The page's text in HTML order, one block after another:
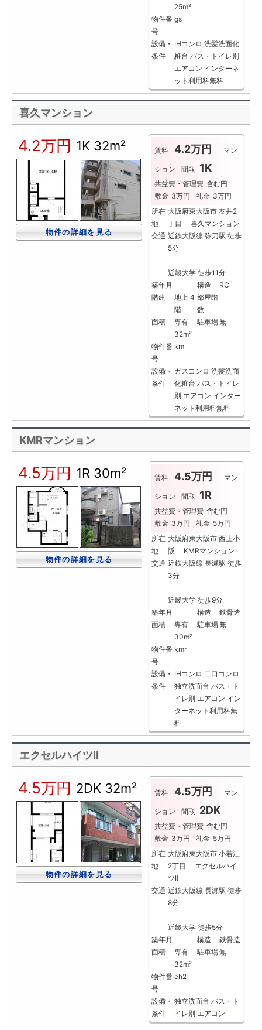
25m²
物件番
号
gs
設備・
条件
IHコンロ 洗髪洗面化
粧台 バス・トイレ別
エアコン インターネ
ット利用料無料
喜久マンション
4.2万円 1K 32m²
物件の詳細を見る
賃料 4.2万円 マン
ション 間取 1K
共益費・管理費 含む円
敷金 3万円 礼金 3万円
所在
地
大阪府東大阪市 友井2
丁目 喜久マンション
交通 近鉄大阪線 弥刀駅 徒歩
5分
近畿大学 徒歩11分
築年月
構造
RC
階建
地上 4
階
部屋階
数
面積
専有
32m²
駐車場無
物件番
号
km
設備・
条件
ガスコンロ 洗髪洗面
化粧台 バス・トイレ
別 エアコン インター
ネット利用料無料
KMRマンション
4.5万円 1R 30m²
物件の詳細を見る
賃料 4.5万円 マン
ション 間取 1R
共益費・管理費 含む円
敷金 3万円 礼金 5万円
所在
地
大阪府東大阪市 西上小
阪 KMRマンション
交通 近鉄大阪線 長瀬駅 徒歩
3分
近畿大学 徒歩9分
築年月
構造
鉄骨造
面積
専有
30m²
駐車場無
物件番
号
kmr
設備・
条件
IHコンロ 二口コンロ
独立洗面台 バス・ト
イレ別 エアコン イン
ターネット利用料無
料
エクセルハイツⅡ
4.5万円 2DK 32m²
物件の詳細を見る
賃料 4.5万円 マン
ション 間取 2DK
共益費・管理費 含む円
敷金 3万円 礼金 5万円
所在
地
大阪府東大阪市 小若江
2丁目 エクセルハイ
ツⅡ
交通 近鉄大阪線 長瀬駅 徒歩
8分
近畿大学 徒歩5分
築年月
構造
鉄骨造
面積
専有
32m²
駐車場無
物件番
号
eh2
設備・
条件
独立洗面台 バス・ト
イレ別 エアコン